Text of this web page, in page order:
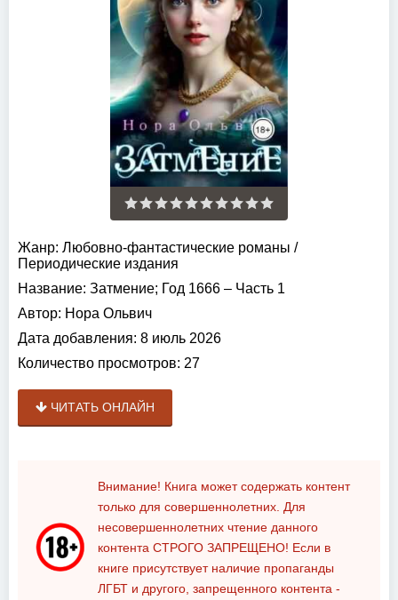
Жанр: Любовно-фантастические романы /
Периодические издания
Название: Затмение; Год 1666 – Часть 1
Автор: Нора Ольвич
Дата добавления: 8 июль 2026
Количество просмотров: 27
ЧИТАТЬ ОНЛАЙН
Внимание! Книга может содержать контент
только для совершеннолетних. Для
несовершеннолетних чтение данного
контента СТРОГО ЗАПРЕЩЕНО! Если в
книге присутствует наличие пропаганды
ЛГБТ и другого, запрещенного контента -